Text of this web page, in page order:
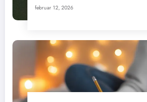
februar 12, 2026